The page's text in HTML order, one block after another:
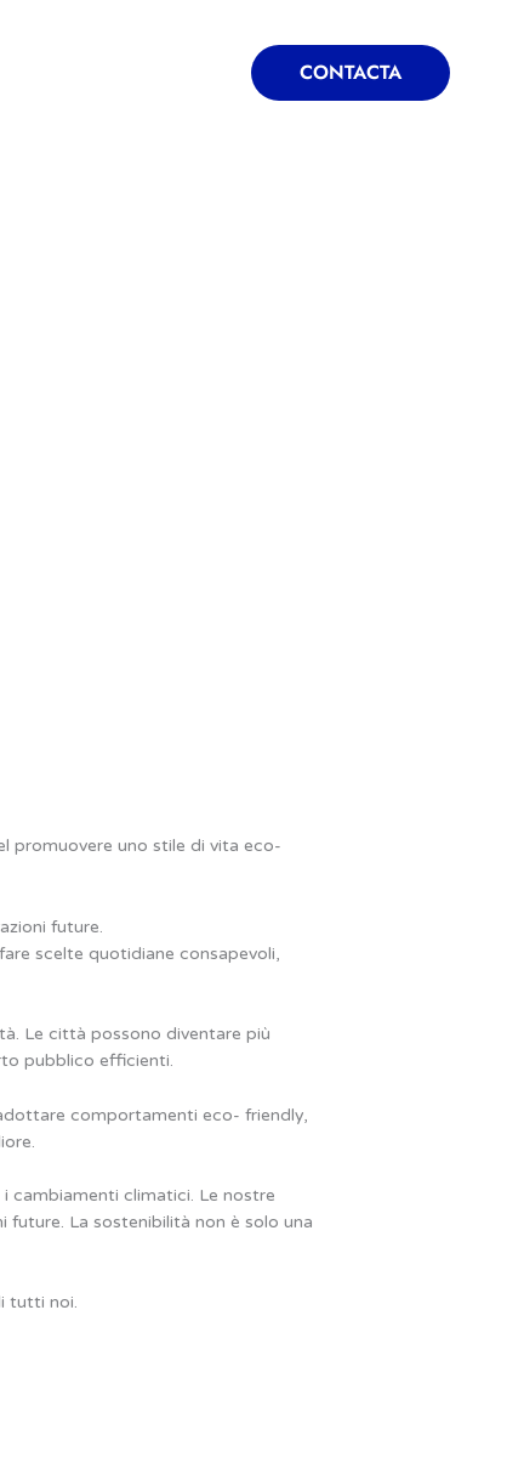
CONTACTA
promuovere uno stile di vita eco-
future.
scelte quotidiane consapevoli,
Le città possono diventare più
pubblico efficienti.
comportamenti eco- friendly,
cambiamenti climatici. Le nostre
future. La sostenibilità non è solo una
tutti noi.